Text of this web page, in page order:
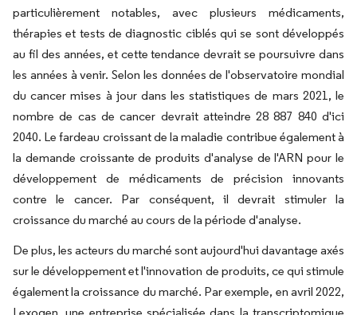
particulièrement notables, avec plusieurs médicaments,
thérapies et tests de diagnostic ciblés qui se sont développés
au fil des années, et cette tendance devrait se poursuivre dans
les années à venir. Selon les données de l'observatoire mondial
du cancer mises à jour dans les statistiques de mars 2021, le
nombre de cas de cancer devrait atteindre 28 887 840 d'ici
2040. Le fardeau croissant de la maladie contribue également à
la demande croissante de produits d'analyse de l'ARN pour le
développement de médicaments de précision innovants
contre le cancer. Par conséquent, il devrait stimuler la
croissance du marché au cours de la période d'analyse.
De plus, les acteurs du marché sont aujourd'hui davantage axés
sur le développement et l'innovation de produits, ce qui stimule
également la croissance du marché. Par exemple, en avril 2022,